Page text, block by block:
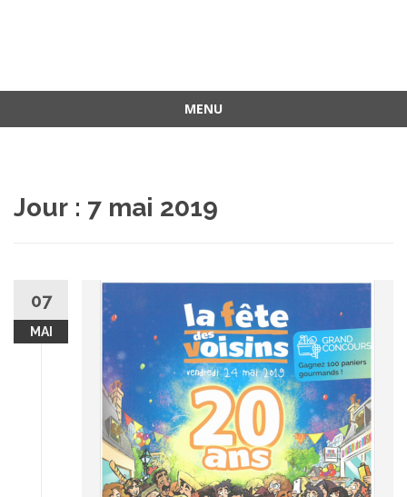
MENU
Jour : 7 mai 2019
07
MAI